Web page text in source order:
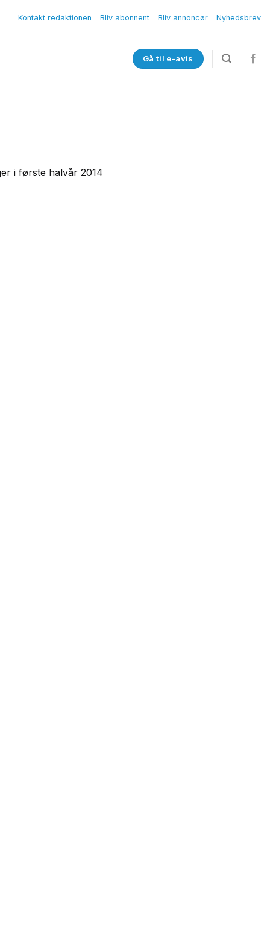
Kontakt redaktionen Bliv abonnent Bliv annoncør Nyhedsbrev
Gå til e-avis
i første halvår 2014